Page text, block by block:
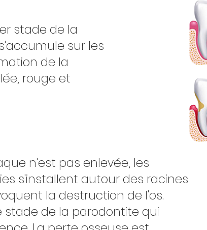
stade de la
sur les
de la
rouge et
n'est pas enlevée, les
s'installent autour des racines
la destruction de l'os.
stade de la parodontite qui